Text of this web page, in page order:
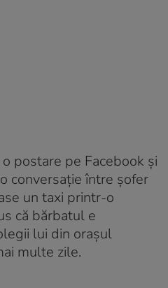
postare pe Facebook și
conversație între șofer
un taxi printr-o
că bărbatul e
lui din orașul
multe zile.